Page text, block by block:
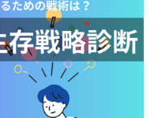
せ
る×メディア